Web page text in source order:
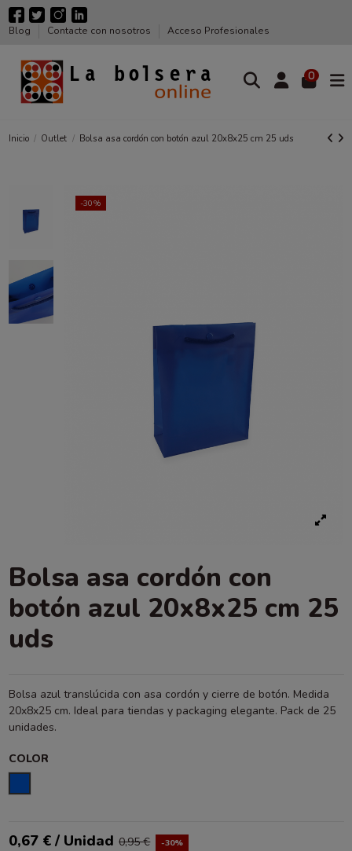
Blog Contacte con nosotros Acceso Profesionales
0
Inicio Outlet Bolsa asa cordón con botón azul 20x8x25 cm 25 uds
-30%
Bolsa asa cordón con
botón azul 20x8x25 cm 25
uds
Bolsa azul translúcida con asa cordón y cierre de botón. Medida
20x8x25 cm. Ideal para tiendas y packaging elegante. Pack de 25
unidades.
COLOR
0,67 € / Unidad 0,95 € -30%